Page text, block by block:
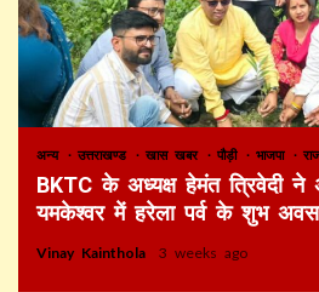
अन्य उत्तराखण्ड खास खबर पौड़ी भाजपा
BKTC के अध्यक्ष हेमंत त्रिवेदी
यमकेश्वर में हरेला पर्व के शुभ अवसर
Vinay Kainthola 3 weeks ago